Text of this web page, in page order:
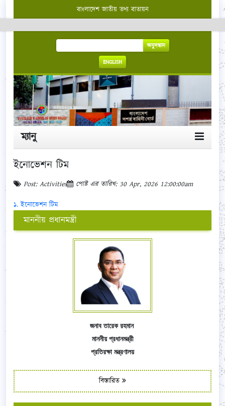
বাংলাদেশ জাতীয় তথ্য বাতায়ন
অনুসন্ধান
ENGLISH
ম্যানু
ইনোভেশন টিম
Post: Activities পোষ্ট এর তারিখ: 30 Apr, 2026 12:00:00am
১. ইনোভেশন টিম
মাননীয় প্রধানমন্ত্রী
জনাব তারেক রহমান
মাননীয় প্রধানমন্ত্রী
প্রতিরক্ষা মন্ত্রণালয়
বিস্তারিত